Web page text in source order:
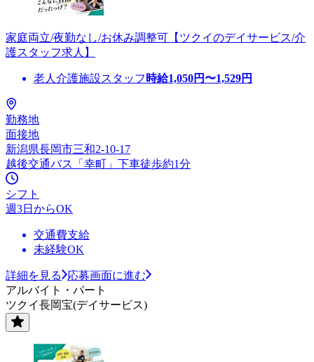
家庭両立/夜勤なし/お休み調整可【ツクイのデイサービス/介
護スタッフ求人】
老人介護施設スタッフ 時給1,050円〜1,529円
勤務地
面接地
新潟県長岡市三和2-10-17
越後交通バス「幸町」下車徒歩約1分
シフト
週3日からOK
交通費支給
未経験OK
詳細を見る
応募画面に進む
アルバイト・パート
ツクイ長岡宝(デイサービス)